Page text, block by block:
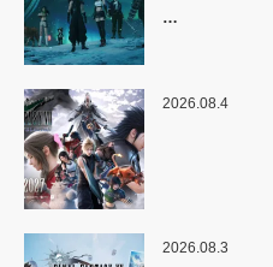
…
2026.08.4
2026.08.3